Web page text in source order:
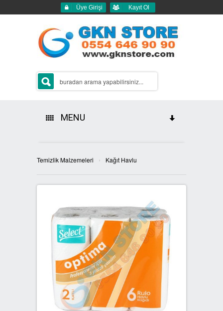
Üye Girişi Kayıt Ol
MENU
2Lİ GERİ DÖNÜŞÜM KUTULARI
3LÜ GERİ DÖNÜŞÜM KUTULARI
4LÜ GERİ DÖNÜŞÜM KUTULARI
BOYALI GERİ DÖNÜŞÜM
KUTULARI
SIFIR ATIK KUTULARI
İKİLİ SIFIR ATIK KUTULARI
ÜÇLÜ SIFIR ATIK KUTULARI
DÖRTLÜ SIFIR ATIK KUTULARI
BANKA BİLGİLERİ
REFERANSLARIMIZ
İLETİŞİM
Temizlik Malzemeleri › Kağıt Havlu